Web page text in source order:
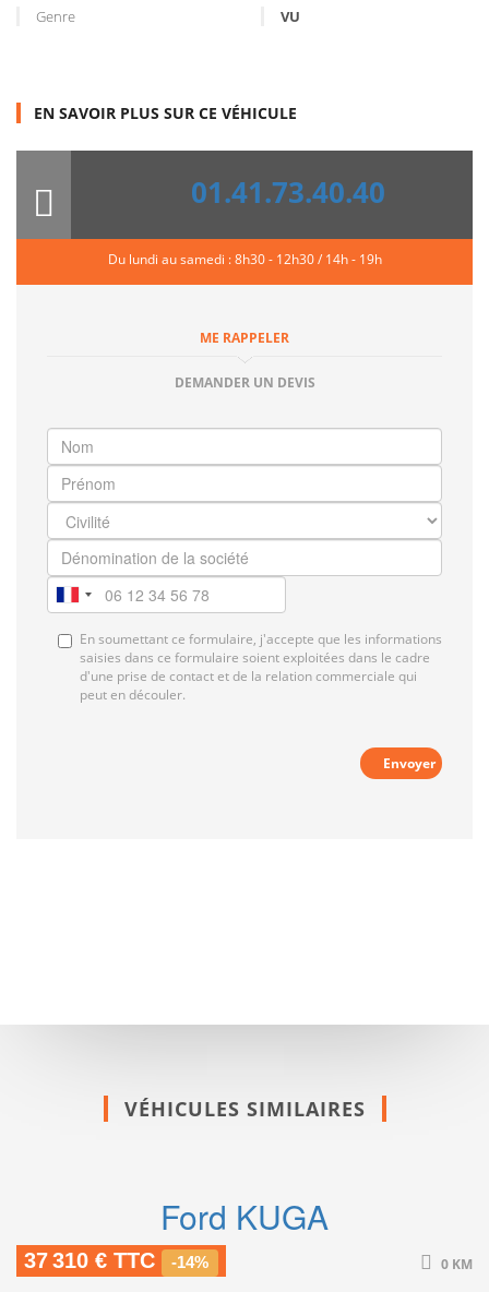
Genre VU
EN SAVOIR PLUS SUR CE VÉHICULE
01.41.73.40.40
Du lundi au samedi : 8h30 - 12h30 / 14h - 19h
ME RAPPELER
DEMANDER UN DEVIS
En soumettant ce formulaire, j'accepte que les informations
saisies dans ce formulaire soient exploitées dans le cadre
d'une prise de contact et de la relation commerciale qui
peut en découler.
Envoyer
VÉHICULES SIMILAIRES
Ford KUGA
37 310 € TTC -14% 0 KM